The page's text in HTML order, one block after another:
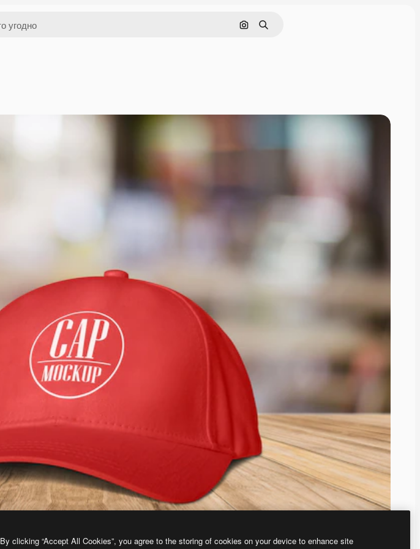
Поиск по изображению
Поиск
By clicking “Accept All Cookies”, you agree to the storing of cookies on your device to enhance site